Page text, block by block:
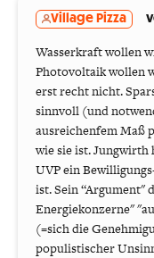
Village Pizza
Wasserkraft wollen
Photovoltaik wollen
erst recht nicht.
sinnvoll (und
ausreichenfem Maß
wie sie ist. Jungwirth
UVP ein
ist. Sein “Argument"
Energiekonzerne"
(=sich die
populistischer